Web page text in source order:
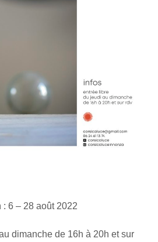
: 6 – 28 août 2022
dimanche de 16h à 20h et sur